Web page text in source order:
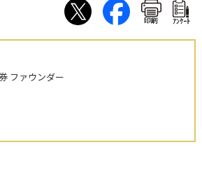
印刷 ｱﾝｹｰﾄ
ファウンダー